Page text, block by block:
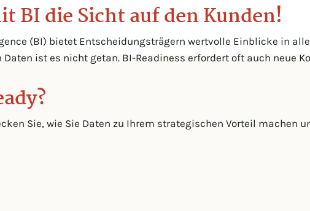
BI die Sicht auf den Kunden!
(BI) bietet Entscheidungsträgern wertvolle Einblicke in
ist es nicht getan. BI-Readiness erfordert oft auch neue
Sie, wie Sie Daten zu Ihrem strategischen Vorteil machen